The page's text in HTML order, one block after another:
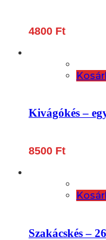
4800 Ft
Kivágókés –
8500 Ft
Szakácskés –